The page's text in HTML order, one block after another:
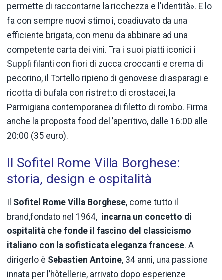
permette di raccontarne la ricchezza e l'identità». E lo
fa con sempre nuovi stimoli, coadiuvato da una
efficiente brigata, con menu da abbinare ad una
competente carta dei vini. Tra i suoi piatti iconici i
Supplì filanti con fiori di zucca croccanti e crema di
pecorino, il Tortello ripieno di genovese di asparagi e
ricotta di bufala con ristretto di crostacei, la
Parmigiana contemporanea di filetto di rombo. Firma
anche la proposta food dell’aperitivo, dalle 16:00 alle
20:00 (35 euro).
Il Sofitel Rome Villa Borghese:
storia, design e ospitalità
Il Sofitel Rome Villa Borghese, come tutto il
brand,fondato nel 1964, incarna un concetto di
ospitalità che fonde il fascino del classicismo
italiano con la sofisticata eleganza francese. A
dirigerlo è Sebastien Antoine, 34 anni, una passione
innata per l’hôtellerie, arrivato dopo esperienze